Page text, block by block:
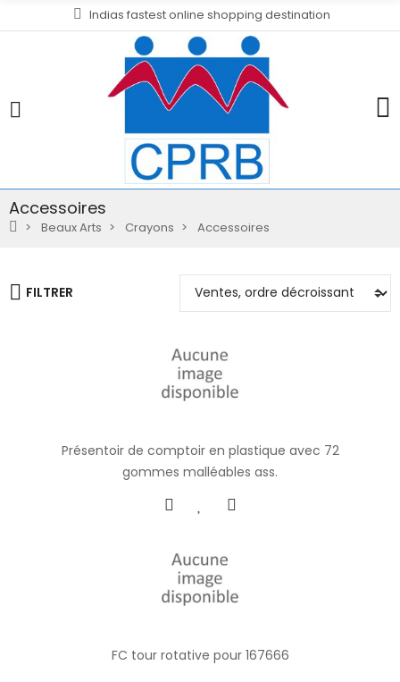
Indias fastest online shopping destination
Accessoires
Beaux Arts Crayons Accessoires
FILTRER
Présentoir de comptoir en plastique avec 72
gommes malléables ass.
FC tour rotative pour 167666